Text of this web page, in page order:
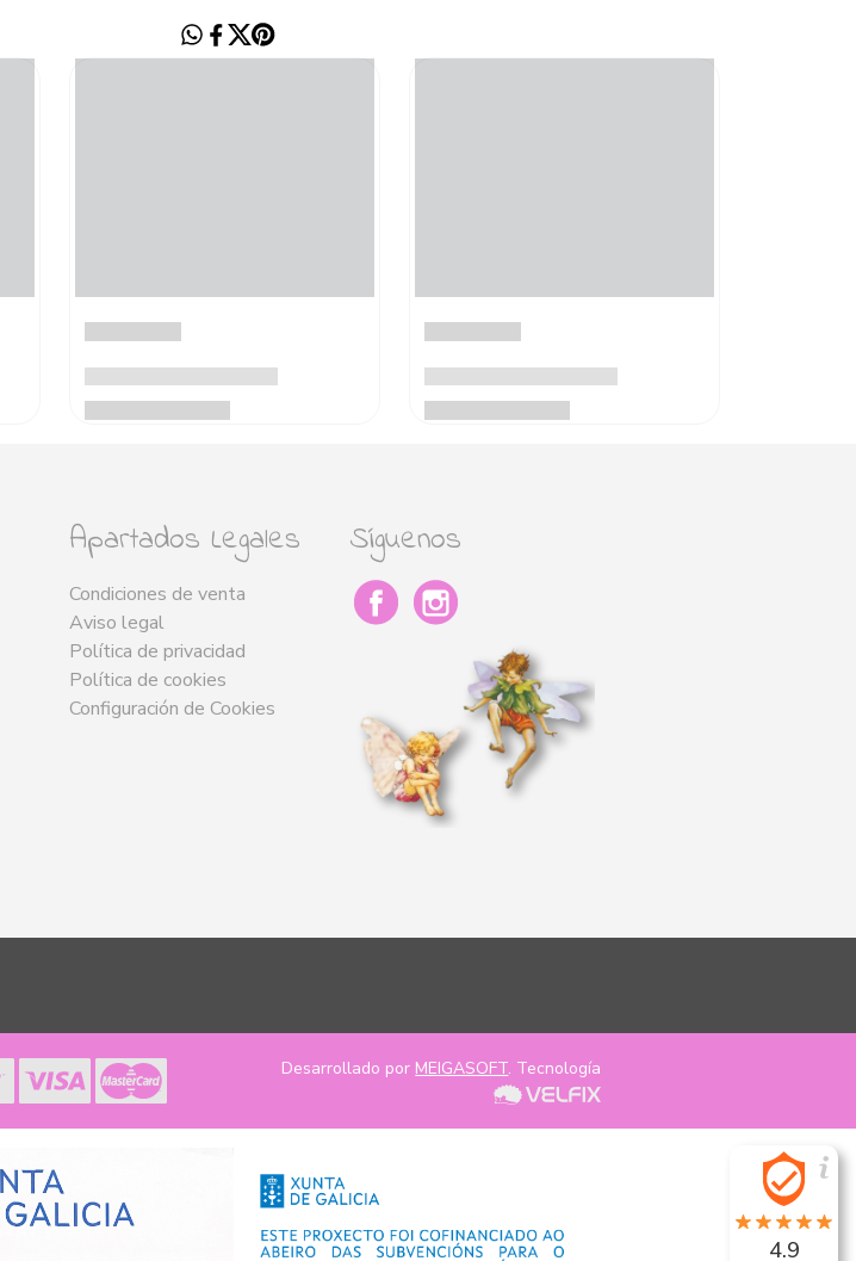
Apartados Legales
Condiciones de venta
Aviso legal
Política de privacidad
Política de cookies
Configuración de Cookies
Síguenos
Desarrollado por MEIGASOFT. Tecnología
4.9